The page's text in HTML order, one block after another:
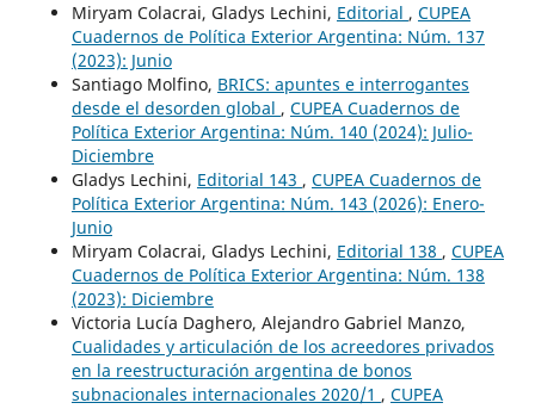
Miryam Colacrai, Gladys Lechini, Editorial , CUPEA
Cuadernos de Política Exterior Argentina: Núm. 137
(2023): Junio
Santiago Molfino, BRICS: apuntes e interrogantes
desde el desorden global , CUPEA Cuadernos de
Política Exterior Argentina: Núm. 140 (2024): Julio-
Diciembre
Gladys Lechini, Editorial 143 , CUPEA Cuadernos de
Política Exterior Argentina: Núm. 143 (2026): Enero-
Junio
Miryam Colacrai, Gladys Lechini, Editorial 138 , CUPEA
Cuadernos de Política Exterior Argentina: Núm. 138
(2023): Diciembre
Victoria Lucía Daghero, Alejandro Gabriel Manzo,
Cualidades y articulación de los acreedores privados
en la reestructuración argentina de bonos
subnacionales internacionales 2020/1 , CUPEA